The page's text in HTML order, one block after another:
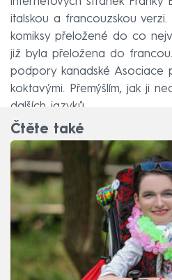
italskou a francouzskou
komiksy přeložené do co
již byla přeložena do
podpory kanadské Asociace
koktavými. Přemýšlím, jak ji
dalších jazyků.
Čtěte také